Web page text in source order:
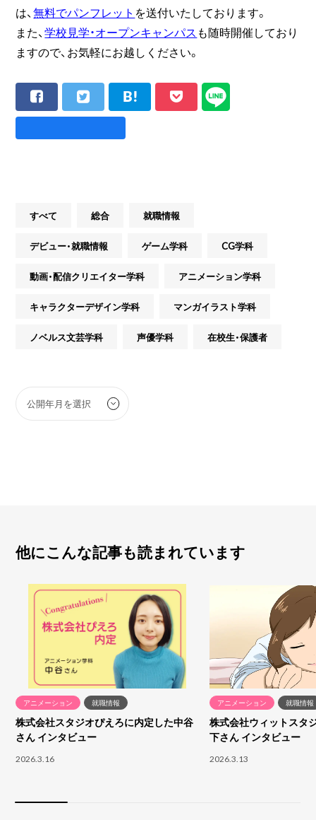
は、無料でパンフレット を送付いたしております。
また、学校見学・オープンキャンパス も随時開催しており
ますので、お気軽にお越しください。
すべて 総合 就職情報
デビュー・就職情報 ゲーム学科 CG学科
動画・配信クリエイター学科 アニメーション学科
キャラクターデザイン学科 マンガイラスト学科
ノベルス文芸学科 声優学科 在校生・保護者
他にこんな記事も読まれています
アニメーション 就職情報
株式会社スタジオぴえろに内定した中谷
さん インタビュー
2026.3.16
アニメーション 就職情報
株式会社ウィットスタ
下さん インタビュー
2026.3.13